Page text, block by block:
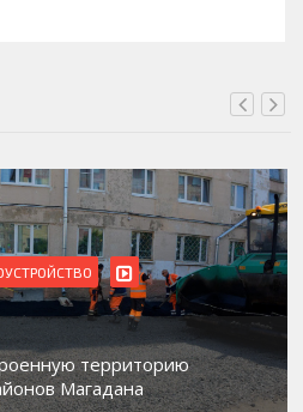
к пилотному проекту по
из групп